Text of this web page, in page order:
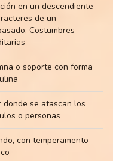
en un descendiente
de un
Costumbres
o soporte con forma
donde se atascan los
o personas
con temperamento